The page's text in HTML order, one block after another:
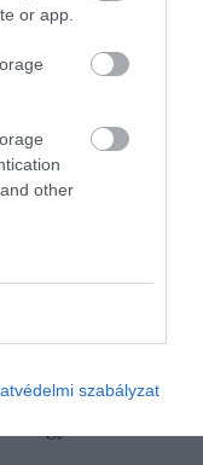
or app.
other
szabályzat